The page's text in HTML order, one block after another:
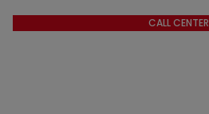
CALL CENTER